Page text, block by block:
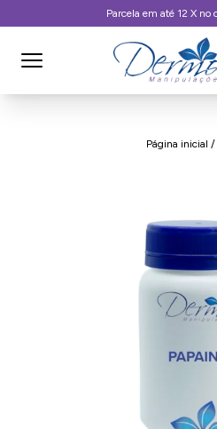
Página inicial /